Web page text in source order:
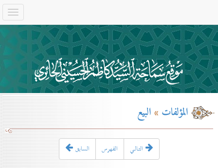
المؤلفات»البيع
السابق الفهرس التـالـي